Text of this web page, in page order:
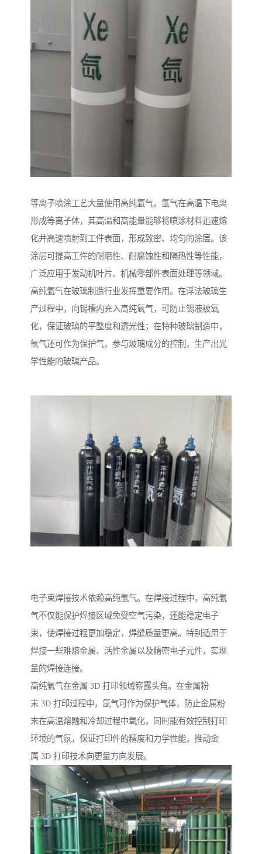
等离子喷涂工艺大量使用高纯氩气。氩气在高温下电离
形成等离子体，其高温和高能量能够将喷涂材料迅速熔
化并高速喷射到工件表面，形成致密、均匀的涂层。该
涂层可提高工件的耐磨性、耐腐蚀性和隔热性等性能，
广泛应用于发动机叶片、机械零部件表面处理等领域。​
高纯氩气在玻璃制造行业发挥重要作用。在浮法玻璃生
产过程中，向锡槽内充入高纯氩气，可防止锡液被氧
化，保证玻璃的平整度和透光性；在特种玻璃制造中，
氩气还可作为保护气，参与玻璃成分的控制，生产出光
学性能的玻璃产品。​
电子束焊接技术依赖高纯氩气。在焊接过程中，高纯氩
气不仅能保护焊接区域免受空气污染，还能稳定电子
束，使焊接过程更加稳定，焊缝质量更高。特别适用于
焊接一些难熔金属、活性金属以及精密电子元件，实现
量的焊接连接。​
高纯氩气在金属 3D 打印领域崭露头角。在金属粉
末 3D 打印过程中，氩气可作为保护气体，防止金属粉
末在高温熔融和冷却过程中氧化，同时能有效控制打印
环境的气氛，保证打印件的精度和力学性能，推动金
属 3D 打印技术向更量方向发展。